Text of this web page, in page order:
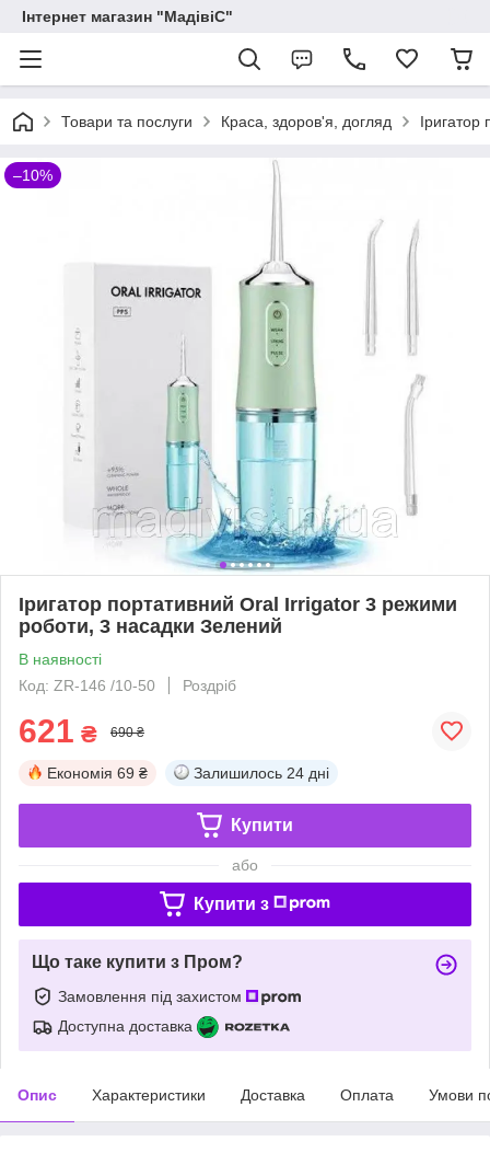
Інтернет магазин "МадівіС"
Товари та послуги Краса, здоров'я, догляд
–10%
Іригатор портативний Oral Irrigator 3 режими
роботи, 3 насадки Зелений
В наявності
Код: ZR-146 /10-50
Роздріб
621 ₴ 690 ₴
Економія 69 ₴ Залишилось 24 дні
Купити
або
Купити з
Що таке купити з Пром?
Замовлення під захистом
Доступна доставка
Опис Характеристики Доставка Оплата Умови